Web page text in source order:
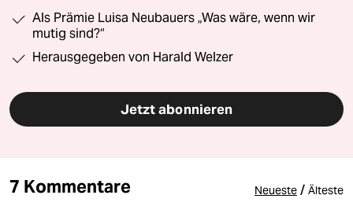
Als Prämie Luisa Neubauers „Was wäre, wenn wir
mutig sind?“
Herausgegeben von Harald Welzer
Jetzt abonnieren
7 Kommentare Neueste / Älteste